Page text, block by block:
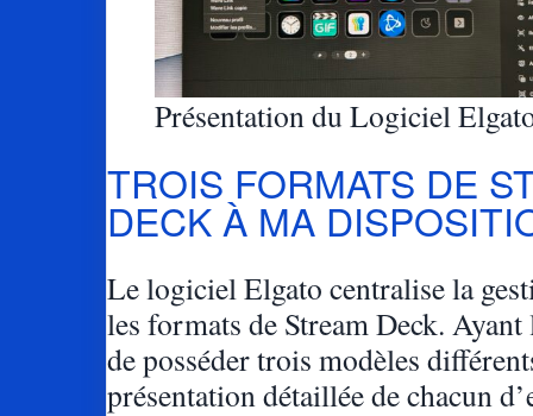
Présentation du Logiciel
TROIS FORMATS DE
DECK À MA
Le logiciel Elgato centralise la
les formats de Stream Deck. Ayant
de posséder trois modèles
présentation détaillée de chacun